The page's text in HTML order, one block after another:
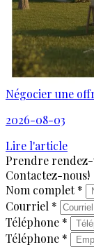
Négocier une
2026-08-03
Lire l'article
Prendre rendez-
Contactez-nous!
Nom complet *
Courriel *
Téléphone *
Téléphone *